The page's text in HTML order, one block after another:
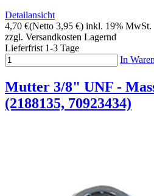
Detailansicht
4,70 €(Netto 3,95 €) inkl. 19% MwSt.
zzgl. Versandkosten Lagernd
Lieferfrist 1-3 Tage
In
Mutter 3/8" UNF -
(2188135, 70923434)